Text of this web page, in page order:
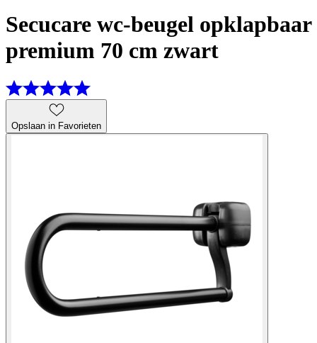
Secucare wc-beugel opklapbaar
premium 70 cm zwart
Opslaan in Favorieten